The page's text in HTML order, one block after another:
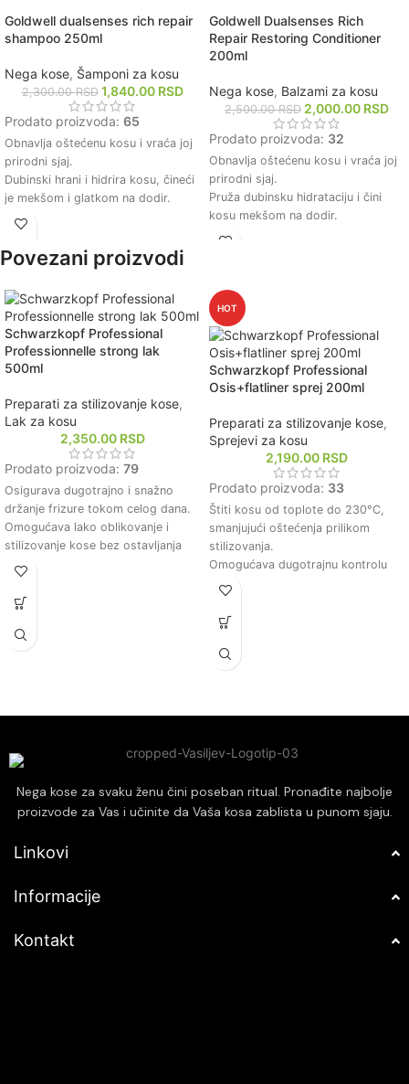
Goldwell dualsenses rich repair
shampoo 250ml
Nega kose, Šamponi za kosu
2,300.00RSD 1,840.00 RSD
Prodato proizvoda: 65
Obnavlja oštećenu kosu i vraća joj
prirodni sjaj.
Dubinski hrani i hidrira kosu, čineći
je mekšom i glatkom na dodir.
Štiti kosu od daljih oštećenja
oblikovanjem i spoljnim uticajima.
Pomaže u smanjenju lomljenja kose
i poboljšava njenu elastičnost.
Ostavlja kosu mirisnom i svežom
zahvaljujući prijatnom mirisu
šampona.
Goldwell Dualsenses Rich
Repair Restoring Conditioner
200ml
Nega kose, Balzami za kosu
2,500.00RSD 2,000.00 RSD
Prodato proizvoda: 32
Obnavlja oštećenu kosu i vraća joj
prirodni sjaj.
Pruža dubinsku hidrataciju i čini
kosu mekšom na dodir.
Olakšava raščešljavanje i smanjuje
uzrokovanih toplotom i spoljnim
uticajima.
Pogodan za svakodnevnu
upotrebu, ostavljajući kosu
zdravom i revitalizovanom.
Povezani proizvodi
Schwarzkopf Professional
Professionnelle strong lak
500ml
Preparati za stilizovanje kose,
Lak za kosu
2,350.00 RSD
Prodato proizvoda: 79
Osigurava dugotrajno i snažno
držanje frizure tokom celog dana.
Omogućava lako oblikovanje i
stilizovanje kose bez ostavljanja
tragova ili ostataka.
Štiti kosu od vlage i spoljašnjih
uticaja, zadržavajući frizuru
Brzo se suši i ne otežava kosu,
HOT
Schwarzkopf Professional
Osis+flatliner sprej 200ml
Preparati za stilizovanje kose,
Sprejevi za kosu
2,190.00 RSD
Prodato proizvoda: 33
Štiti kosu od toplote do 230°C,
smanjujući oštećenja prilikom
stilizovanja.
Omogućava dugotrajnu kontrolu
frizure, čak i u uslovima visoke
vlažnosti.
Ostavlja kosu glatkom i sjajnom,
Brzo se suši, omogućavajući
Nega kose za svaku ženu čini poseban ritual. Pronađite najbolje
proizvode za Vas i učinite da Vaša kosa zablista u punom sjaju.
Linkovi
Informacije
Kontakt